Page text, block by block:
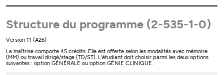
Structure du programme (2-535-1-0)
Version 11 (A26)
La maîtrise comporte 45 crédits. Elle est offerte selon les modalités avec mémoire
(MM) ou travail dirigé/stage (TD/ST). L'étudiant doit choisir parmi les deux options
suivantes : option GÉNÉRALE ou option GÉNIE CLINIQUE.